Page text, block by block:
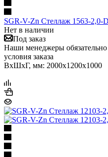
SGR-V-Zn Стеллаж 1563-2,0-
Нет в наличии
Под заказ
Наши менеджеры
условия заказа
ВхШхГ, мм: 2000x1200x1000